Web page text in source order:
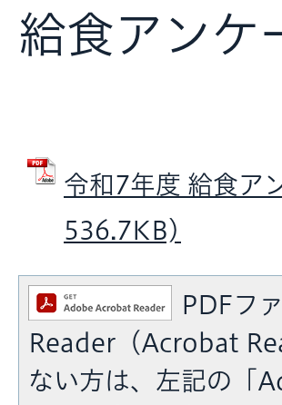
給食アンケ
令和7年度 給食ア
536.7KB)
PDFフ
Reader（Acrobat
ない方は、左記の「